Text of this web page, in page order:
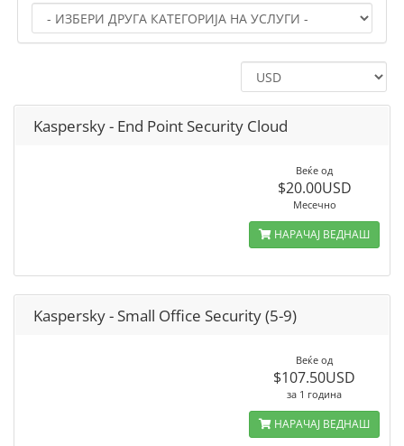
Kaspersky - End Point Security Cloud
Веќе од
$20.00USD
Месечно
НАРАЧАЈ ВЕДНАШ
Kaspersky - Small Office Security (5-9)
Веќе од
$107.50USD
за 1 година
НАРАЧАЈ ВЕДНАШ